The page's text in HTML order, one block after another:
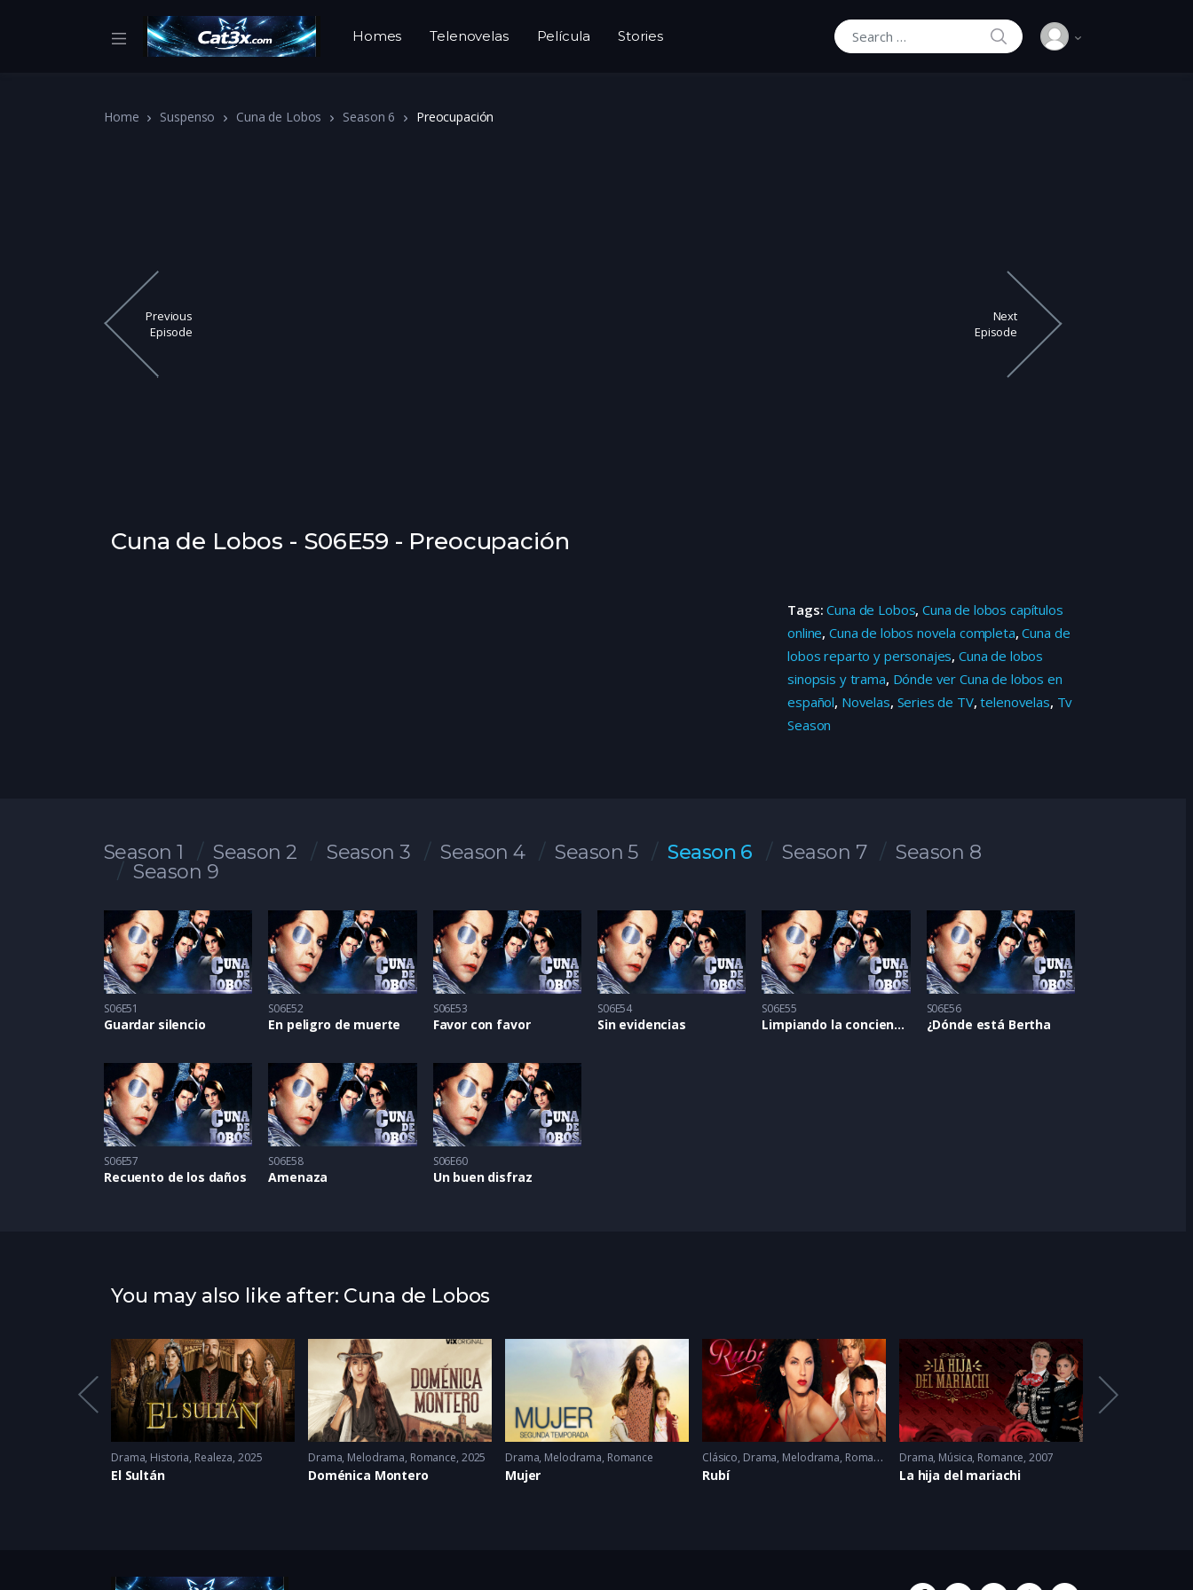
Homes Telenovelas Película Stories
Search for:
SEARCH
Home Suspenso Cuna de Lobos Season 6 Preocupación
Previous
Episode
Next
Episode
Cuna de Lobos - S06E59 - Preocupación
Tags:Cuna de Lobos,Cuna de lobos capítulos
online,Cuna de lobos novela completa,Cuna de
lobos reparto y personajes,Cuna de lobos
sinopsis y trama, Dónde ver Cuna de lobos en
español, Novelas, Series de TV,telenovelas, Tv
Season
Season 1 Season 2 Season 3 Season 4 Season 5 Season 6 Season 7
Season 8
Season 9
S06E51
Guardar silencio
S06E52
En peligro de muerte
S06E53
Favor con favor
S06E54
Sin evidencias
S06E55
Limpiando la conciencia
S06E56
¿Dónde está Bertha
S06E57
Recuento de los daños
S06E58
Amenaza
S06E60
Un buen disfraz
You may also like after: Cuna de Lobos
Drama, Historia, Realeza 2025
El Sultán
Drama, Melodrama, Romance 2025
Doménica Montero
Drama, Melodrama, Romance
Mujer
Clásico, Drama, Melodrama, Romance 2005 - 2005
Rubí
Drama, Música, Romance 2007
La hija del mariachi